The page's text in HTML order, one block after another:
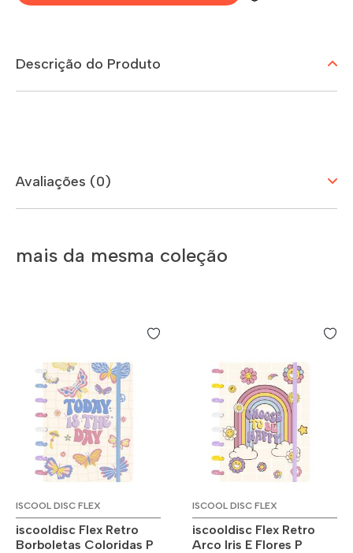
Descrição do Produto
Avaliações (0)
mais da mesma coleção
ISCOOL DISC FLEX
iscooldisc Flex Retro
Borboletas Coloridas P
ISCOOL DISC FLEX
iscooldisc Flex Retro
Arco Iris E Flores P